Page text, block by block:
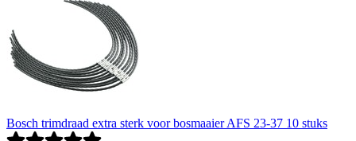
Bosch trimdraad extra sterk voor bosmaaier AFS 23-37 10 stuks